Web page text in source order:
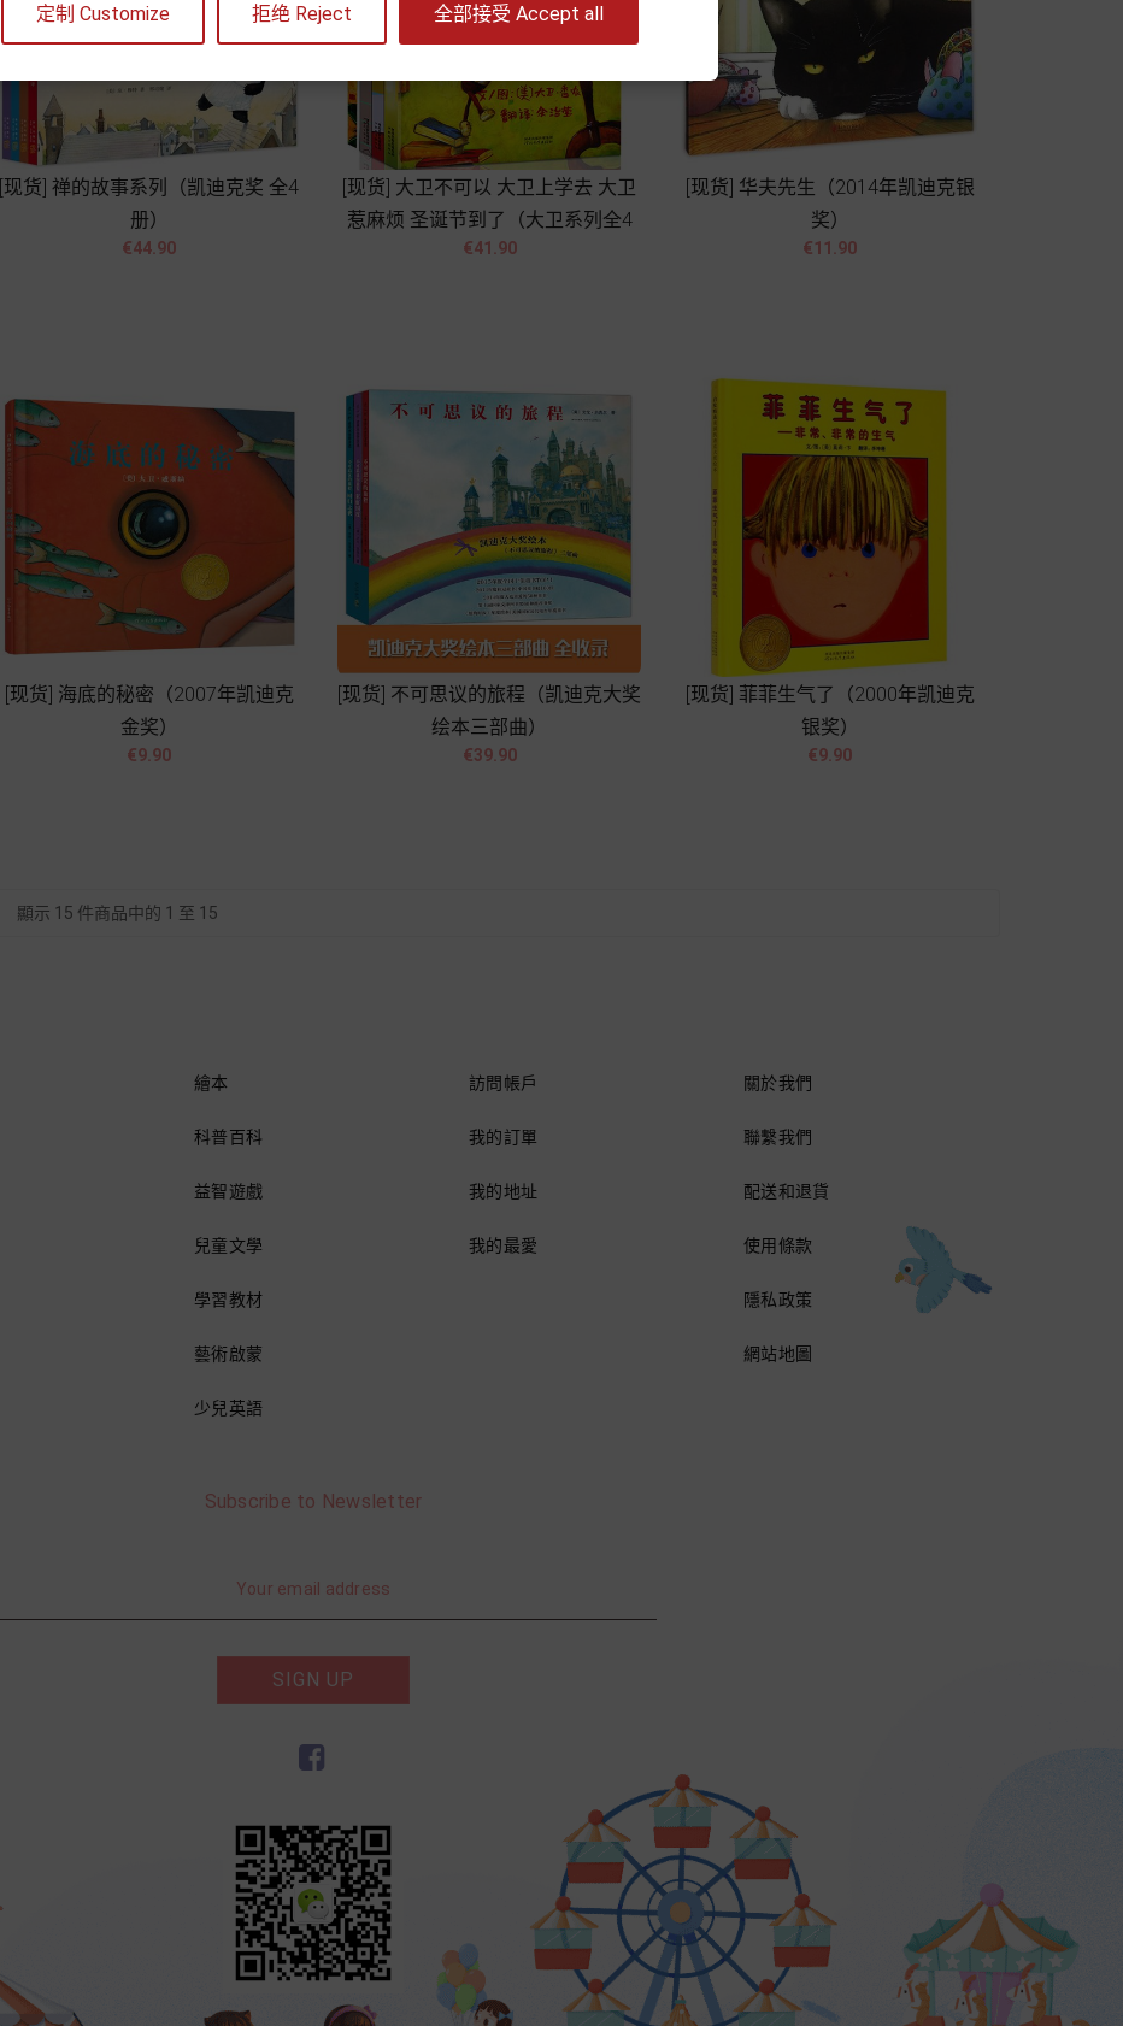
[现货] 禅的故事系列（凯迪克奖 全4
册）
價
€44.90

[现货] 大卫不可以 大卫上学去 大卫
惹麻烦 圣诞节到了（大卫系列全4
册）
價
€41.90
 
[现货] 华夫先生（2014年凯迪克银
奖）
價
€11.90

[现货] 海底的秘密（2007年凯迪克
金奖）
價
€9.90
[现货] 不可思议的旅程（凯迪克大奖
绘本三部曲）
價
€39.90
 
[现货] 菲菲生气了（2000年凯迪克
银奖）
價
€9.90
顯示 15 件商品中的 1 至 15
繪本
科普百科
益智遊戲
兒童文學
學習教材
藝術啟蒙
少兒英語
訪問帳戶
我的訂單
我的地址
我的最愛
關於我們
聯繫我們
配送和退貨
使用條款
隱私政策
網站地圖
Subscribe to Newsletter
SIGN UP
定制 Customize 拒绝 Reject 全部接受 Accept all